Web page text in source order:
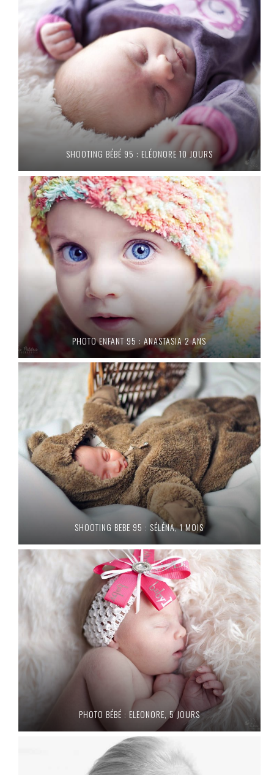
SHOOTING BÉBÉ 95 : ELÉONORE 10 JOURS
PHOTO ENFANT 95 : ANASTASIA 2 ANS
SHOOTING BEBE 95 : SÉLÉNA, 1 MOIS
PHOTO BÉBÉ : ELEONORE, 5 JOURS